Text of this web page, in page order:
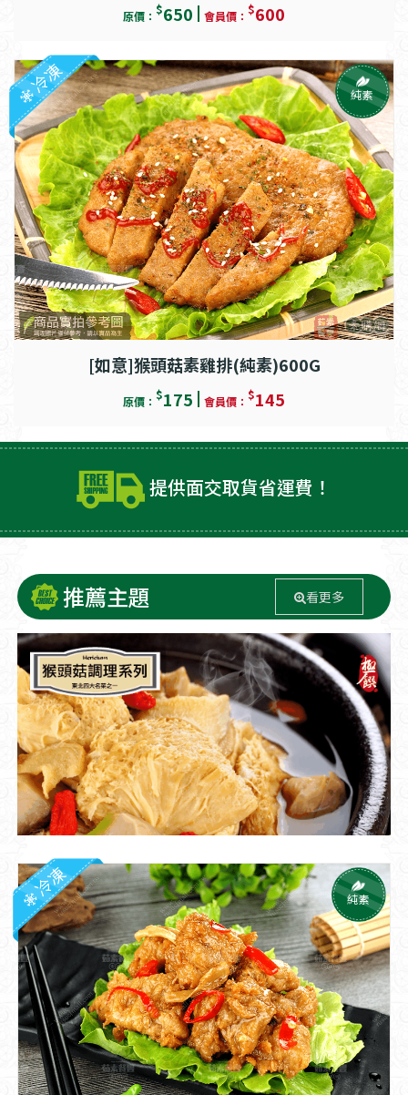
原價： $650 會員價： $600
[如意]猴頭菇素雞排(純素)600G
原價： $175 會員價： $145
冷凍 純素
提供面交取貨省運費！
推薦主題 看更多
冷凍 純素